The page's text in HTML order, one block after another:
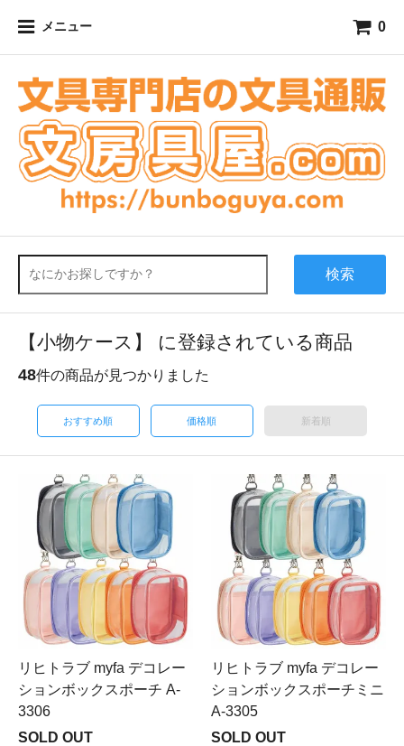
メニュー 0
検索
【小物ケース】 に登録されている商品
48件の商品が見つかりました
おすすめ順 価格順 新着順
リヒトラブ myfa デコレー
ションボックスポーチ A-
3306
SOLD OUT
リヒトラブ myfa デコレー
ションボックスポーチミニ
A-3305
SOLD OUT